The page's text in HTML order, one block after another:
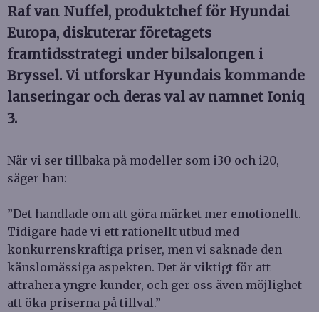
Raf van Nuffel, produktchef för Hyundai
Europa, diskuterar företagets
framtidsstrategi under bilsalongen i
Bryssel. Vi utforskar Hyundais kommande
lanseringar och deras val av namnet Ioniq
3.
När vi ser tillbaka på modeller som i30 och i20,
säger han:
”Det handlade om att göra märket mer emotionellt.
Tidigare hade vi ett rationellt utbud med
konkurrenskraftiga priser, men vi saknade den
känslomässiga aspekten. Det är viktigt för att
attrahera yngre kunder, och ger oss även möjlighet
att öka priserna på tillval.”